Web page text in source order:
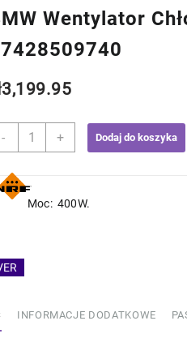
Wentylator
3,199.95
-
ilość
Chłodnicy
-
+ Dodaj do koszyka
Moc: 400W.
INFORMACJE DODATKOWE